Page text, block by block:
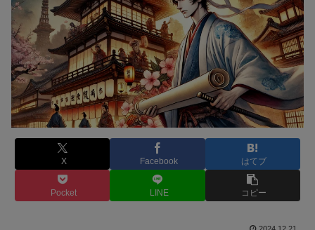
X Facebook はてブ
Pocket LINE コピー
2024.12.21